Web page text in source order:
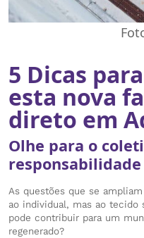
5 Dicas
esta nova
direto em
Olhe para o
responsabilidade
As questões que se
ao individual, mas ao
pode contribuir para um
regenerado?